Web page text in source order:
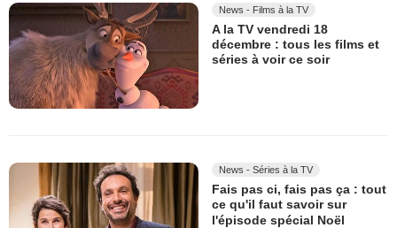
News - Films à la TV
A la TV vendredi 18
décembre : tous les films et
séries à voir ce soir
News - Séries à la TV
Fais pas ci, fais pas ça : tout
ce qu'il faut savoir sur
l'épisode spécial Noël